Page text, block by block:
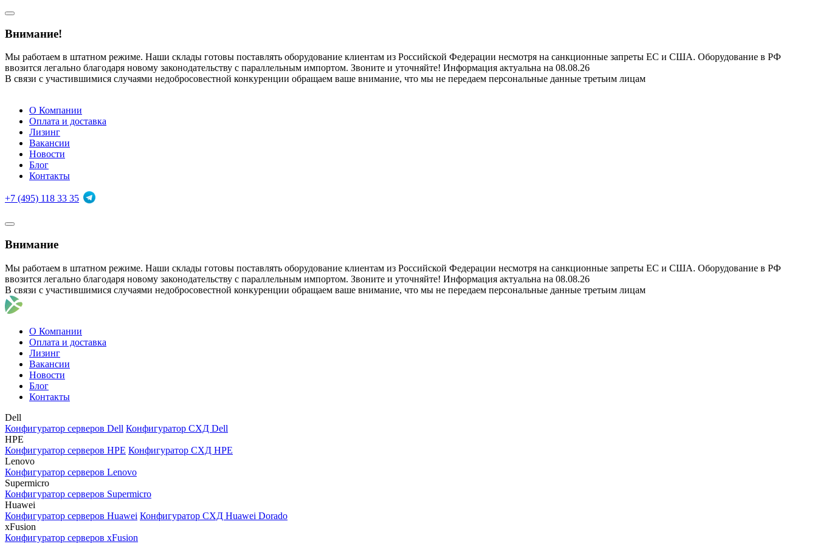
Внимание!
Мы работаем в штатном режиме. Наши склады готовы поставлять оборудование клиентам из Российской Федерации несмотря на санкционные запреты ЕС и США. Оборудование в РФ
ввозится легально благодаря новому законодательству с параллельным импортом. Звоните и уточняйте! Информация актуальна на 08.08.26
В связи с участившимися случаями недобросовестной конкуренции обращаем ваше внимание, что мы не передаем персональные данные третьим лицам
О Компании
Оплата и доставка
Лизинг
Вакансии
Новости
Блог
Контакты
+7 (495) 118 33 35
Внимание
Мы работаем в штатном режиме. Наши склады готовы поставлять оборудование клиентам из Российской Федерации несмотря на санкционные запреты ЕС и США. Оборудование в РФ
ввозится легально благодаря новому законодательству с параллельным импортом. Звоните и уточняйте! Информация актуальна на 08.08.26
В связи с участившимися случаями недобросовестной конкуренции обращаем ваше внимание, что мы не передаем персональные данные третьим лицам
О Компании
Оплата и доставка
Лизинг
Вакансии
Новости
Блог
Контакты
Dell
Конфигуратор серверов Dell Конфигуратор СХД Dell
HPE
Конфигуратор серверов HPE Конфигуратор СХД HPE
Lenovo
Конфигуратор серверов Lenovo
Supermicro
Конфигуратор серверов Supermicro
Huawei
Конфигуратор серверов Huawei Конфигуратор СХД Huawei Dorado
xFusion
Конфигуратор серверов xFusion